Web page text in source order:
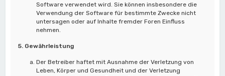
Software verwendet wird. Sie können insbesondere die
Verwendung der Software für bestimmte Zwecke nicht
untersagen oder auf Inhalte fremder Foren Einfluss
nehmen.
5. Gewährleistung
Der Betreiber haftet mit Ausnahme der Verletzung von
Leben, Körper und Gesundheit und der Verletzung